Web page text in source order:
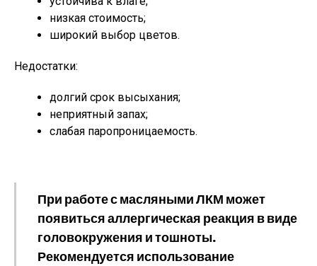
низкая стоимость;
широкий выбор цветов.
Недостатки:
долгий срок высыхания;
неприятный запах;
слабая паропроницаемость.
При работе с масляными ЛКМ может
появиться аллергическая реакция в виде
головокружения и тошноты.
Рекомендуется использование